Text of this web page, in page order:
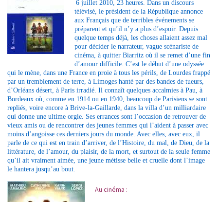
6 juillet 2010, 23 heures. Dans un discours
télévisé, le président de la République annonce
aux Français que de terribles événements se
préparent et qu’il n’y a plus d’espoir. Depuis
quelque temps déjà, les choses allaient assez mal
pour décider le narrateur, vague scénariste de
cinéma, à quitter Biarritz où il se remet d’une fin
d’amour difficile. C’est le début d’une odyssée
qui le mène, dans une France en proie à tous les périls, de Lourdes frappé
par un tremblement de terre, à Limoges hanté par des bandes de tueurs,
d’Orléans désert, à Paris irradié. Il connaît quelques accalmies à Pau, à
Bordeaux où, comme en 1914 ou en 1940, beaucoup de Parisiens se sont
repliés, voire encore à Brive-la-Gaillarde, dans la villa d’un milliardaire
qui donne une ultime orgie. Ses errances sont l’occasion de retrouver de
vieux amis ou de rencontrer des jeunes femmes qui l’aident à passer avec
moins d’angoisse ces derniers jours du monde. Avec elles, avec eux, il
parle de ce qui est en train d’arriver, de l’Histoire, du mal, de Dieu, de la
littérature, de l’amour, du plaisir, de la mort, et surtout de la seule femme
qu’il ait vraiment aimée, une jeune métisse belle et cruelle dont l’image
le hantera jusqu’au bout.
Au cinéma :